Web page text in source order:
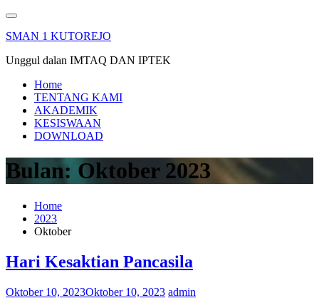
Skip
content
SMAN 1 KUTOREJO
Unggul dalan IMTAQ DAN IPTEK
Home
TENTANG KAMI
AKADEMIK
KESISWAAN
DOWNLOAD
Bulan: Oktober 2023
Home
2023
Oktober
Hari Kesaktian Pancasila
Oktober 10, 2023Oktober 10, 2023 admin